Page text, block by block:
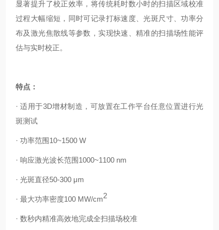
显著提升了校正效率，将传统耗时数小时的扫描区域校准
过程大幅缩短，同时可记录打标速度、光斑尺寸、功率分
布及激光焦散线等参数，实现快速、精准的扫描场性能评
估与实时校正。
特点：
· 适用于3D增材制造，可放置在工作平台任意位置进行光
斑测试
· 功率范围 10~1500 W
· 响应激光波长范围 1000~1100 nm
· 光斑直径50-300 μm
· 最大功率密度100 MW/cm2
· 数秒内精准高效地完成全扫描场校准